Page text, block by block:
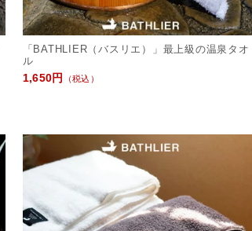
「BATHLIER（バスリエ）」最上級の温泉タオ
ル
1,650円
（税込）